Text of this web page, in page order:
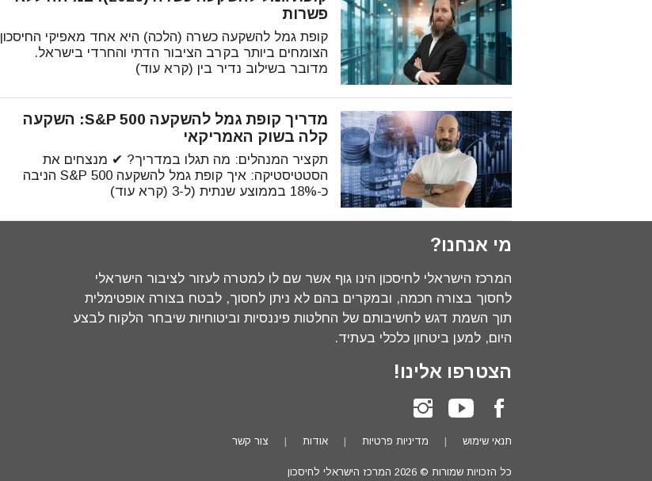
פשרות
קופת גמל להשקעה כשרה (הלכה) היא אחד מאפיקי החיסכון
הצומחים ביותר בקרב הציבור הדתי והחרדי בישראל.
מדובר בשילוב נדיר בין (קרא עוד)
מדריך קופת גמל להשקעה S&P 500: השקעה
קלה בשוק האמריקאי
תקציר המנהלים: מה תגלו במדריך? ✔ מנצחים את
הסטטיסטיקה: איך קופת גמל להשקעה S&P 500 הניבה
כ-18% בממוצע שנתית (ל-3 (קרא עוד)
מי אנחנו?
המרכז הישראלי לחיסכון הינו גוף אשר שם לו למטרה לעזור לציבור הישראלי
לחסוך בצורה חכמה, ובמקרים בהם לא ניתן לחסוך, לבטח בצורה אופטימלית
תוך השמת דגש לחשיבותם של החלטות פיננסיות וביטוחיות שיבחר הלקוח לבצע
היום, למען ביטחון כלכלי בעתיד.
הצטרפו אלינו!
תנאי שימוש מדיניות פרטיות אודות צור קשר
כל הזכויות שמורות © 2026 המרכז הישראלי לחיסכון